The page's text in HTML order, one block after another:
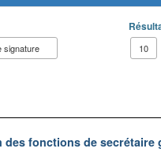
signature
10
des fonctions de secrétaire